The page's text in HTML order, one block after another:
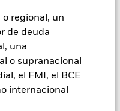
regional, un
de deuda
una
o supranacional
el FMI, el BCE
internacional
fondo. La sociedad
se dispone de los
el riesgo de
En el menú desplegable
fondo, podrá ver un
del fondo: las clases de
identifican mediante la
el listado